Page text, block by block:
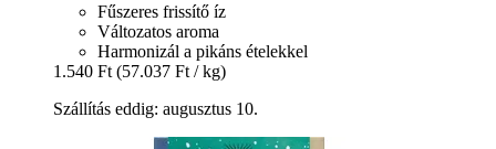
Fűszeres frissítő íz
Változatos aroma
Harmonizál a pikáns ételekkel
1.540 Ft (57.037 Ft / kg)
Szállítás eddig: augusztus 10.